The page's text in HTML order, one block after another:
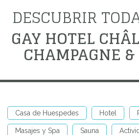
DESCUBRIR
GAY HOTEL
CHAMPAGNE
Casa de Huespedes Hotel
Masajes y Spa Sauna